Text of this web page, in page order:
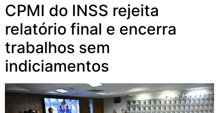
CPMI do INSS rejeita
relatório final e encerra
trabalhos sem
indiciamentos